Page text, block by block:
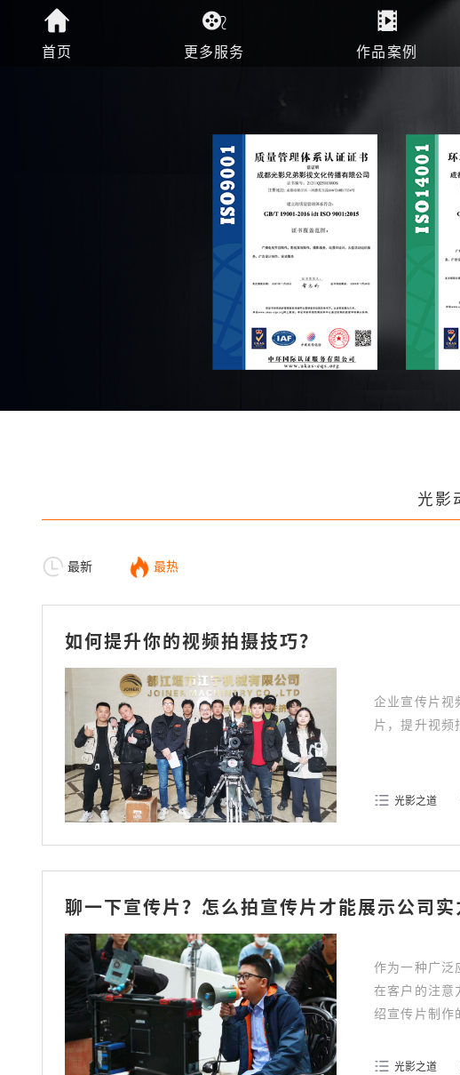
首页 更多服务 作品案例
光影
最新 最热
如何提升你的视频拍摄技巧？
企业宣传片视
片，提升视频
光影之道
聊一下宣传片？怎么拍宣传片才能展示公司实
作为一种广泛
在客户的注意
绍宣传片制作
光影之道